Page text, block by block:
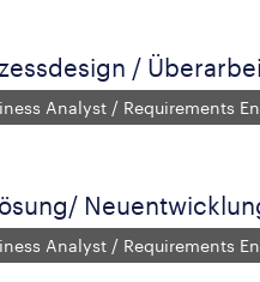
/
Analyst / Requirements
Analyst / Requirements